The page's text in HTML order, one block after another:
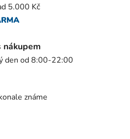
5.000 Kč
nákupem
den od 8:00-22:00
známe